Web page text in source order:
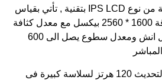
يأتي ريدمي باد برو بشاشة من نوع IPS LCD بتقنية , تأتي بقياس
12.1 إنش بجودة 2.5k بدقة 1600 * 2560 بيكسل مع معدل كثافة
بيكسلات 249 بيكسل لكل انش ومعدل سطوع يصل الى 600
الشاشة هنا تدعم معدل التحديث 120 هرتز لسلاسة كبيرة فى